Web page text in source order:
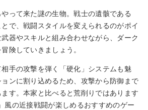
って来た謎の生物。戦士の遺骸である
とで、戦闘スタイルを変えられるのがポイ
器やスキルと組み合わせながら、ダーク
険していきましょう。
手の攻撃を弾く「硬化」システムも魅
ンに割り込めるため、攻撃から防御まで
す。本家と比べると荒削りではあります
風の近接戦闘が楽しめるおすすめのゲー